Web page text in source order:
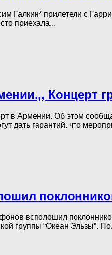
Галкин* прилетели с
приехала...
Концерт
в Армении. Об этом
дать гарантий, что
всполошил
группы “Океан Эльзы”.